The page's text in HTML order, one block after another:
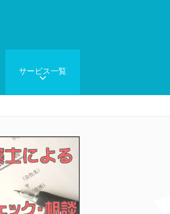
サービス一覧